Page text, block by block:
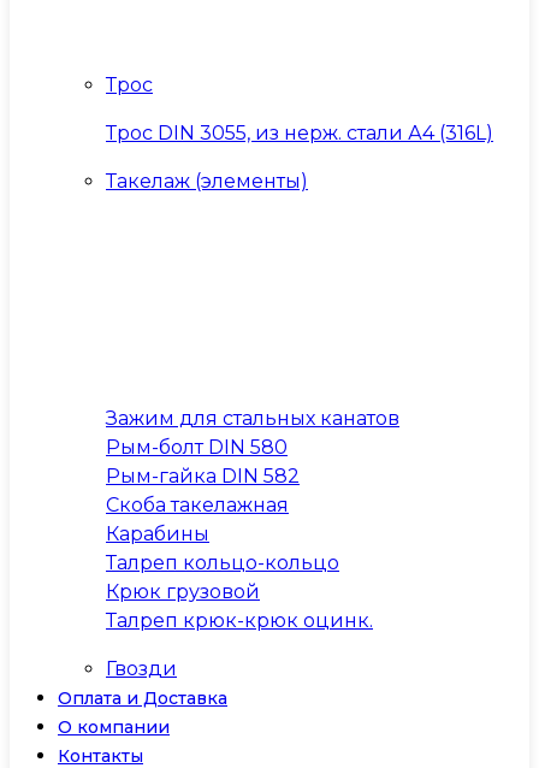
Трос
Трос DIN 3055, из нерж. стали А4 (316L)
Такелаж (элементы)
Зажим для стальных канатов
Рым-болт DIN 580
Рым-гайка DIN 582
Скоба такелажная
Карабины
Талреп кольцо-кольцо
Крюк грузовой
Талреп крюк-крюк оцинк.
Гвозди
Оплата и Доставка
О компании
Контакты